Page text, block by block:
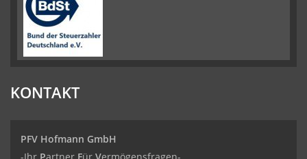
KONTAKT
PFV Hofmann GmbH